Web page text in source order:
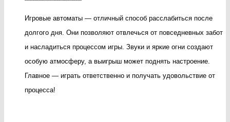
Игровые автоматы — отличный способ расслабиться после
долгого дня. Они позволяют отвлечься от повседневных забот
и насладиться процессом игры. Звуки и яркие огни создают
особую атмосферу, а выигрыш может поднять настроение.
Главное — играть ответственно и получать удовольствие от
процесса!